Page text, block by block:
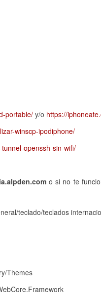
portable/ y/o https://
winscp-ipodiphone/
openssh-sin-wifi/
o si no te
teclado/teclados
Themes